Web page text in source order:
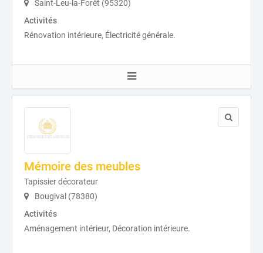
Saint-Leu-la-Forêt (95320)
Activités
Rénovation intérieure, Électricité générale.
Mémoire des meubles
Tapissier décorateur
Bougival (78380)
Activités
Aménagement intérieur, Décoration intérieure.